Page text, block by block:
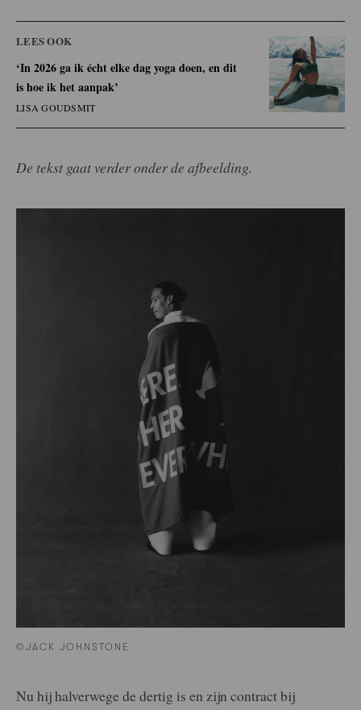
LEES OOK
‘In 2026 ga ik écht elke dag yoga doen, en dit
is hoe ik het aanpak’
LISA GOUDSMIT
De tekst gaat verder onder de afbeelding.
©JACK JOHNSTONE
Nu hij halverwege de dertig is en zijn contract bij